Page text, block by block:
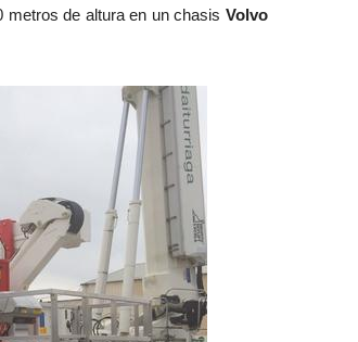
metros de altura en un chasisVolvo